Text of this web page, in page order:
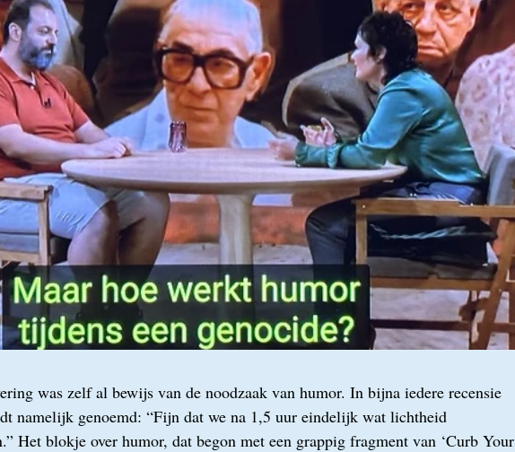
was zelf al bewijs van de noodzaak van humor. In bijna iedere recensie
namelijk genoemd: “Fijn dat we na 1,5 uur eindelijk wat lichtheid
Het blokje over humor, dat begon met een grappig fragment van ‘Curb Your